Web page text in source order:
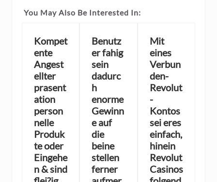
You May Also Be Interested In:
Kompet
ente
Angest
ellter
prasent
ation
person
nelle
Produk
te oder
Eingehe
n & sind
Benutz
er fahig
sein
dadurc
h
enorme
Gewinn
e auf
die
beine
stellen
ferner
Mit
eines
Verbun
den-
Revolut
-
Kontos
sei eres
einfach,
hinein
Revolut
Casinos